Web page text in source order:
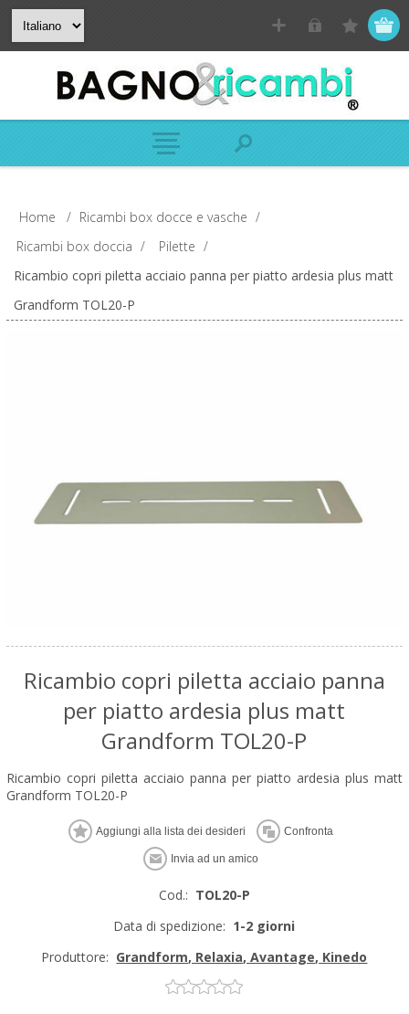
Home / Ricambi box docce e vasche /
Ricambi box doccia / Pilette /
Ricambio copri piletta acciaio panna per piatto ardesia plus matt
Grandform TOL20-P
Ricambio copri piletta acciaio panna
per piatto ardesia plus matt
Grandform TOL20-P
Ricambio copri piletta acciaio panna per piatto ardesia plus matt
Grandform TOL20-P
Cod.: TOL20-P
Data di spedizione: 1-2 giorni
Produttore: Grandform, Relaxia, Avantage, Kinedo